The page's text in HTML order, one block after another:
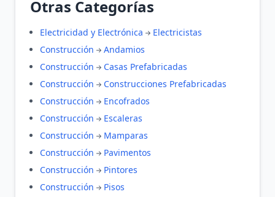
Otras Categorías
Electricidad y Electrónica
Electricistas
Construcción
Andamios
Construcción
Casas Prefabricadas
Construcción
Construcciones Prefabricadas
Construcción
Encofrados
Construcción
Escaleras
Construcción
Mamparas
Construcción
Pavimentos
Construcción
Pintores
Construcción
Pisos